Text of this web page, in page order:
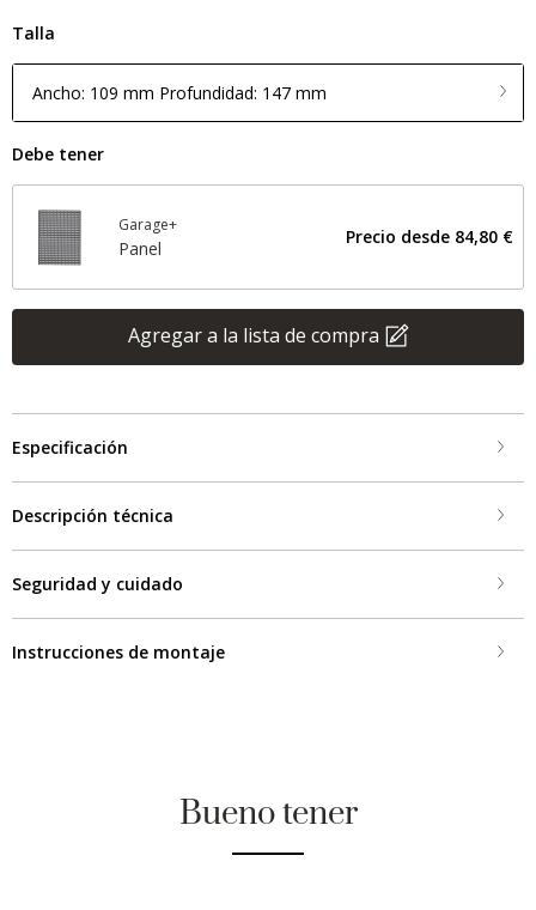
Talla
Ancho: 109 mm Profundidad: 147 mm
Debe tener
Garage+
Panel
Precio desde 84,80 €
Agregar a la lista de compra
Especificación
Descripción técnica
Seguridad y cuidado
Instrucciones de montaje
Bueno tener